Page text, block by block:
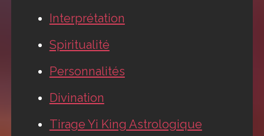
Interprétation
Spiritualité
Personnalités
Divination
Tirage Yi King Astrologique